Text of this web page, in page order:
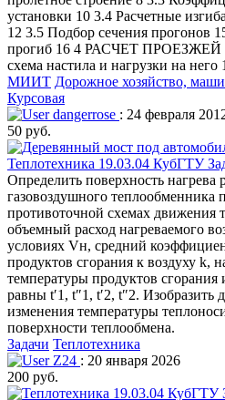
установки 10 3.4 Расчетные
12 3.5 Подбор сечения прогонов
прогиб 16 4 РАСЧЕТ ПРОЕЗЖЕЙ
схема настила и нагрузки на него
МИИТ Дорожное хозяйство,
Курсовая
dangerrose : 24 февраля
50 руб.
Теплотехника 19.03.04 КубГТУ
Определить поверхность нагрева
газовоздушного теплообменника
противоточной схемах движения
объемный расход нагреваемого
условиях Vн, средний
продуктов сгорания к воздуху k,
температуры продуктов сгорания
равны t′1, t″1, t′2, t″2. Изобразить
изменения температуры
поверхности теплообмена.
Задачи Теплотехника
Z24 : 20 января 2026
200 руб.